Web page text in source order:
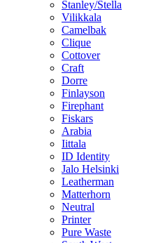
Stanley/Stella
Vilikkala
Camelbak
Clique
Cottover
Craft
Dorre
Finlayson
Firephant
Fiskars
Arabia
Iittala
ID Identity
Jalo Helsinki
Leatherman
Matterhorn
Neutral
Printer
Pure Waste